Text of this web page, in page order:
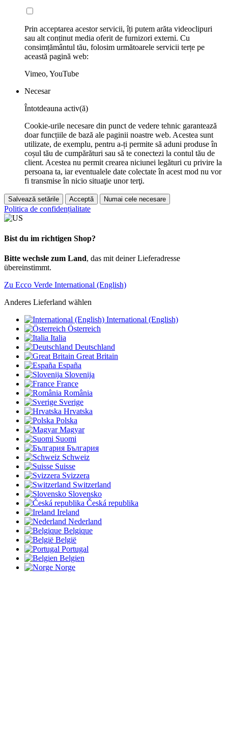
Prin acceptarea acestor servicii, îți putem arăta videoclipuri
sau alt conținut media oferit de furnizori externi. Cu
consimțământul tău, folosim următoarele servicii terțe pe
această pagină web:
Vimeo, YouTube
Necesar
Întotdeauna activ(ă)
Cookie-urile necesare din punct de vedere tehnic garantează
doar funcțiile de bază ale paginii noastre web. Acestea sunt
utilizate, de exemplu, pentru a-ți permite să aduni produse în
coșul tău de cumpărături sau să te conectezi la contul tău de
client. Acestea nu permit crearea niciunei legături cu privire la
persoana ta, iar eventualele date colectate în acest mod nu vor
fi transmise în nicio situaţie unor terţi.
Salvează setările Acceptă Numai cele necesare
Politica de confidențialitate
Bist du im richtigen Shop?
Bitte wechsle zum Land, das mit deiner Lieferadresse
übereinstimmt.
Zu Ecco Verde International (English)
Anderes Lieferland wählen
International (English)
Österreich
Italia
Deutschland
Great Britain
España
Slovenija
France
România
Sverige
Hrvatska
Polska
Magyar
Suomi
България
Schweiz
Suisse
Svizzera
Switzerland
Slovensko
Česká republika
Ireland
Nederland
Belgique
België
Portugal
Belgien
Norge